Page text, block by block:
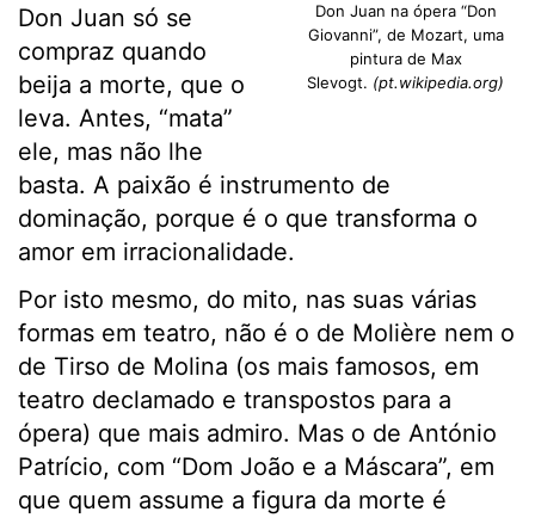
Don Juan na ópera “Don
Giovanni”, de Mozart, uma
pintura de Max
Slevogt. (pt.wikipedia.org)
Don Juan só se
compraz quando
beija a morte, que o
leva. Antes, “mata”
ele, mas não lhe
basta. A paixão é instrumento de
dominação, porque é o que transforma o
amor em irracionalidade.
Por isto mesmo, do mito, nas suas várias
formas em teatro, não é o de Molière nem o
de Tirso de Molina (os mais famosos, em
teatro declamado e transpostos para a
ópera) que mais admiro. Mas o de António
Patrício, com “Dom João e a Máscara”, em
que quem assume a figura da morte é